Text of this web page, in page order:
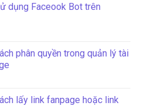
dụng Faceook Bot trên
phân quyền trong quản lý tài
lấy link fanpage hoặc link